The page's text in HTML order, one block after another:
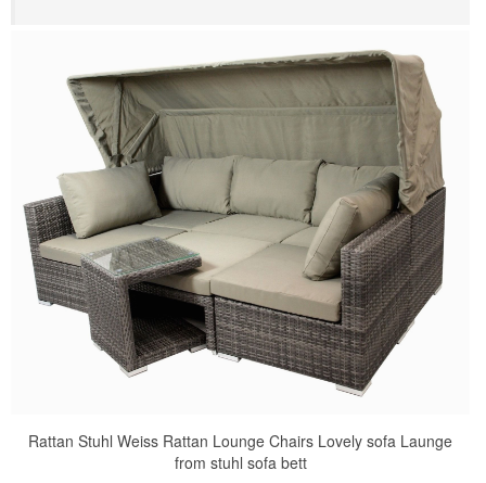
Rattan Stuhl Weiss Rattan Lounge Chairs Lovely sofa Launge
from stuhl sofa bett